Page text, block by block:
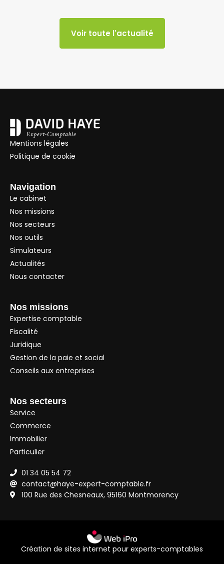
Voir toute l'actualité
Mentions légales
Politique de cookie
Navigation
Le cabinet
Nos missions
Nos secteurs
Nos outils
Simulateurs
Actualités
Nous contacter
Nos missions
Expertise comptable
Fiscalité
Juridique
Gestion de la paie et social
Conseils aux entreprises
Nos secteurs
Service
Commerce
Immobilier
Particulier
01 34 05 54 72
contact@haye-expert-comptable.fr
100 Rue des Chesneaux, 95160 Montmorency
Création de sites internet pour experts-comptables